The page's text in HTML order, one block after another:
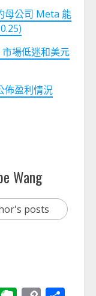
母公司 Meta 能
市場低迷和美元
佈盈利情況
Wang
posts